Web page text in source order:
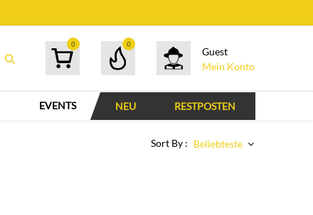
0 0
Guest
Mein Konto
EVENTS NEU RESTPOSTEN
Sort By : Beliebteste